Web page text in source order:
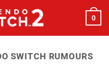
0
SWITCH RUMOURS